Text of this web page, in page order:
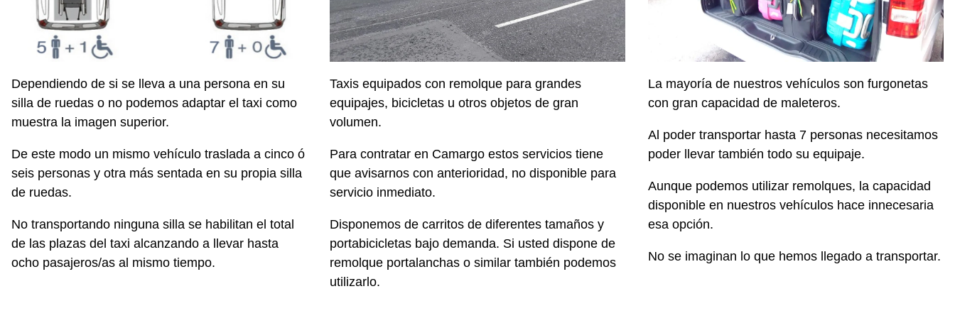
Dependiendo de si se lleva a una persona en su
silla de ruedas o no podemos adaptar el taxi como
muestra la imagen superior.
De este modo un mismo vehículo traslada a cinco ó
seis personas y otra más sentada en su propia silla
de ruedas.
No transportando ninguna silla se habilitan el total
de las plazas del taxi alcanzando a llevar hasta
ocho pasajeros/as al mismo tiempo.
Taxis equipados con remolque para grandes
equipajes, bicicletas u otros objetos de gran
volumen.
Para contratar en Camargo estos servicios tiene
que avisarnos con anterioridad, no disponible para
servicio inmediato.
Disponemos de carritos de diferentes tamaños y
portabicicletas bajo demanda. Si usted dispone de
remolque portalanchas o similar también podemos
utilizarlo.
La mayoría de nuestros vehículos son furgonetas
con gran capacidad de maleteros.
Al poder transportar hasta 7 personas necesitamos
poder llevar también todo su equipaje.
Aunque podemos utilizar remolques, la capacidad
disponible en nuestros vehículos hace innecesaria
esa opción.
No se imaginan lo que hemos llegado a transportar.